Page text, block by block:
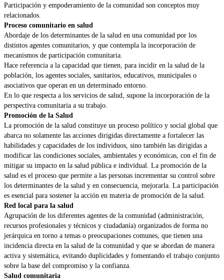
Participación y empoderamiento de la comunidad son conceptos muy
relacionados.
Proceso comunitario en salud
Abordaje de los determinantes de la salud en una comunidad por los
distintos agentes comunitarios, y que contempla la incorporación de
mecanismos de participación comunitaria.
Hace referencia a la capacidad que tienen, para incidir en la salud de la
población, los agentes sociales, sanitarios, educativos, municipales o
asociativos que operan en un determinado entorno.
En lo que respecta a los servicios de salud, supone la incorporación de la
perspectiva comunitaria a su trabajo.
Promoción de la Salud
La promoción de la salud constituye un proceso político y social global que
abarca no solamente las acciones dirigidas directamente a fortalecer las
habilidades y capacidades de los individuos, sino también las dirigidas a
modificar las condiciones sociales, ambientales y económicas, con el fin de
mitigar su impacto en la salud pública e individual. La promoción de la
salud es el proceso que permite a las personas incrementar su control sobre
los determinantes de la salud y en consecuencia, mejorarla. La participación
es esencial para sostener la acción en materia de promoción de la salud.
Red local para la salud
Agrupación de los diferentes agentes de la comunidad (administración,
recursos profesionales y técnicos y ciudadanía) organizados de forma no
jerárquica en torno a temas o preocupaciones comunes, que tienen una
incidencia directa en la salud de la comunidad y que se abordan de manera
activa y sistemática, evitando duplicidades y fomentando el trabajo conjunto
sobre la base del compromiso y la confianza.
Salud comunitaria